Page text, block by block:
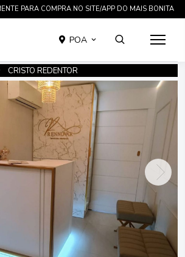
CIENTIFICAMENTE EM ATÉ 12 X SEM JUROS
POA
CRISTO REDENTOR